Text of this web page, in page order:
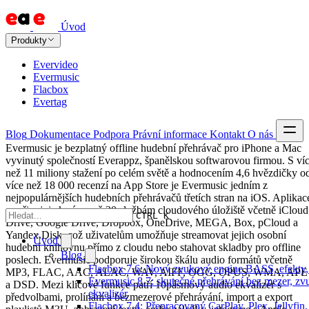
Úvod
Produkty
Evervideo
Evermusic
Flacbox
Evertag
Blog Dokumentace Podpora Právní informace Kontakt O nás
CTRL K
Úvod
Blog
Flacbox 7.6: Nový zvukový engine BASS,
Evermusic 8.7: skutečné přehrávání bez mezer,
ekvalizér
Flacbox 7.4: Přepracovaný CarPlay, Plex,
Evermusic je bezplatný offline hudební přehrávač pro iPhone a Mac
vyvinutý společností Everappz, španělskou softwarovou firmou. S
než 11 miliony stažení po celém světě a hodnocením 4,6 hvězdičky
více než 18 000 recenzí na App Store je Evermusic jedním z
nejpopulárnějších hudebních přehrávačů třetích stran na iOS.
se připojuje k více než 30 službám cloudového úložiště včetně iCloud
Drive, Google Drive, Dropbox, OneDrive, MEGA, Box, pCloud a
Yandex.Disk, což uživatelům umožňuje streamovat jejich osobní
hudební knihovnu přímo z cloudu nebo stahovat skladby pro offline
poslech. Evermusic podporuje širokou škálu audio formátů včetně
MP3, FLAC, AAC, ALAC, WAV, AIFF, OGG, OPUS, WMA, APE
a DSD. Mezi klíčové funkce patří 10pásmový audio ekvalizér s
předvolbami, prolínání a bezmezerové přehrávání, import a export